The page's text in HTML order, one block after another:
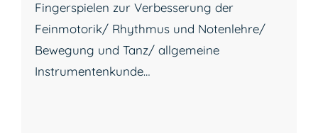
Fingerspielen zur Verbesserung der
Feinmotorik/ Rhythmus und Notenlehre/
Bewegung und Tanz/ allgemeine
Instrumentenkunde…